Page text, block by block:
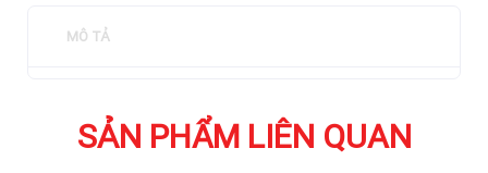
MÔ TẢ
SẢN PHẨM LIÊN QUAN